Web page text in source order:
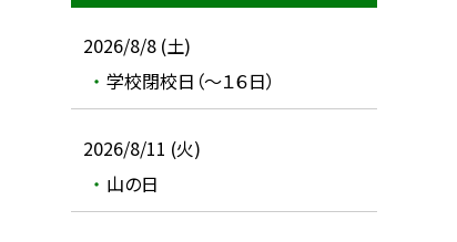
2026/8/8 (土)
学校閉校日（～１６日）
2026/8/11 (火)
山の日